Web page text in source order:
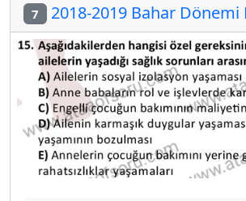
7 2018-2019 Bahar Dönemi